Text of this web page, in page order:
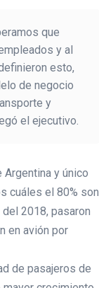
que
y al
esto,
de negocio
y
el ejecutivo.
y único
cuáles el 80% son
2018, pasaron
en avión por
de pasajeros de